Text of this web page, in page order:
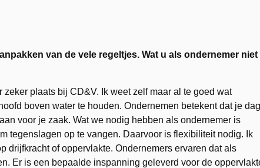
van de vele regeltjes. Wat u als ondernemer niet
zeker plaats bij CD&V. Ik weet zelf maar al te goed wat
boven water te houden. Ondernemen betekent dat je dag
voor je zaak. Wat we nodig hebben als ondernemer is
tegenslagen op te vangen. Daarvoor is flexibiliteit nodig. Ik
drijfkracht of oppervlakte. Ondernemers ervaren dat als
Er is een bepaalde inspanning geleverd voor de